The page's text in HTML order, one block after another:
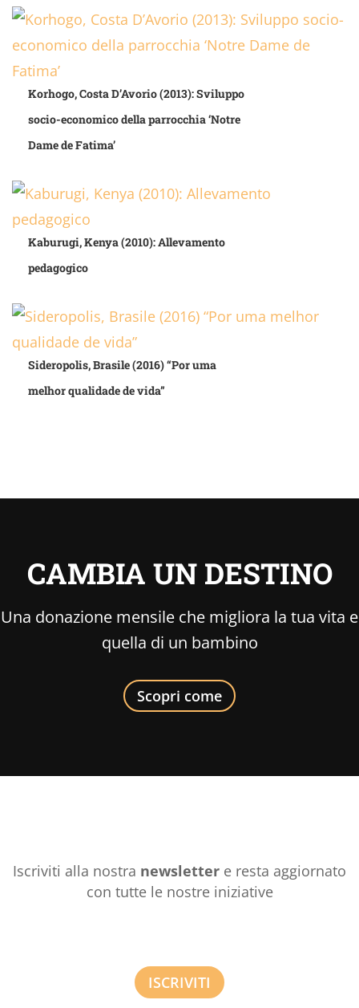
Korhogo, Costa D’Avorio (2013): Sviluppo
socio-economico della parrocchia ‘Notre
Dame de Fatima’
Kaburugi, Kenya (2010): Allevamento
pedagogico
Sideropolis, Brasile (2016) “Por uma
melhor qualidade de vida”
CAMBIA UN DESTINO
Una donazione mensile che migliora la tua vita e
quella di un bambino
Scopri come
Iscriviti alla nostra newsletter e resta aggiornato
con tutte le nostre iniziative
ISCRIVITI